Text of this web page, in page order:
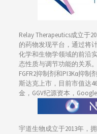
Relay Therapeutics成立于
的药物发现平台，通过将
化学和生物学领域的前沿
态性质与调节功能的关系
FGFR2抑制剂和PI3Kα抑制
斯达克上市，目前市值达
金，GGV纪源资本，Google
宇道生物成立于2013年，